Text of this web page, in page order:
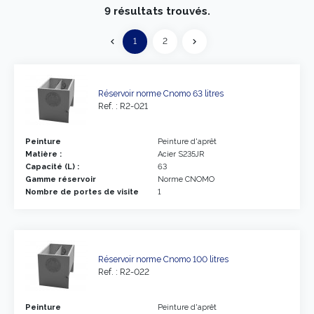
9 résultats trouvés.
chevron_left Précédent
1 2 chevron_rightSuivant
Réservoir norme Cnomo 63 litres
Ref. : R2-021
Peinture
Peinture d'aprêt
Matière :
Acier S235JR
Capacité (L) :
63
Gamme réservoir
Norme CNOMO
Nombre de portes de visite
1
Réservoir norme Cnomo 100 litres
Ref. : R2-022
Peinture
Peinture d'aprêt